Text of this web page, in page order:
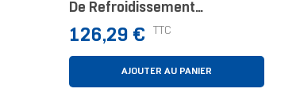
De Refroidissement
D’ordinateur Processeur
Dissipateur
Thermique/Radiateur Noir,
Prix
126,29 € TTC
AJOUTER AU PANIER